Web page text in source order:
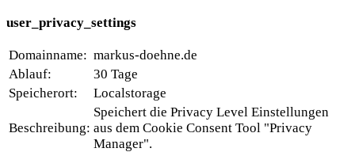
user_privacy_settings
Domainname: markus-doehne.de
Ablauf:
30 Tage
Speicherort:
Localstorage
Beschreibung:
Speichert die Privacy Level Einstellungen
aus dem Cookie Consent Tool "Privacy
Manager".